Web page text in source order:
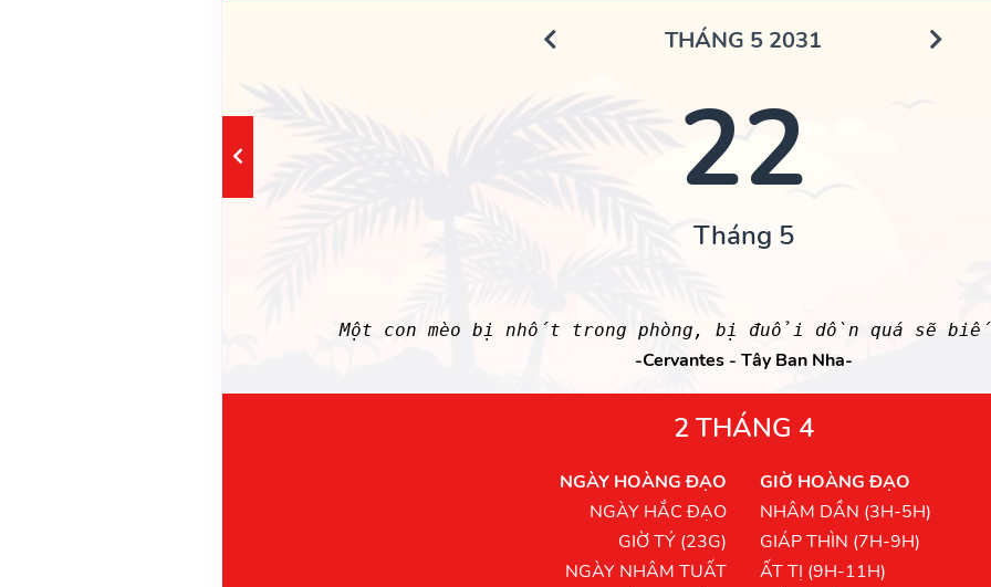
THÁNG 5 2031
22
Tháng 5
Một con mèo bị nhốt trong phòng, bị đuổi dồn quá sẽ
-Cervantes - Tây Ban Nha-
2 THÁNG 4
NGÀY HOÀNG ĐẠO
NGÀY HẮC ĐẠO
GIỜ TÝ (23G)
NGÀY NHÂM TUẤT
GIỜ HOÀNG ĐẠO
NHÂM DẦN (3H-5H)
GIÁP THÌN (7H-9H)
ẤT TỊ (9H-11H)